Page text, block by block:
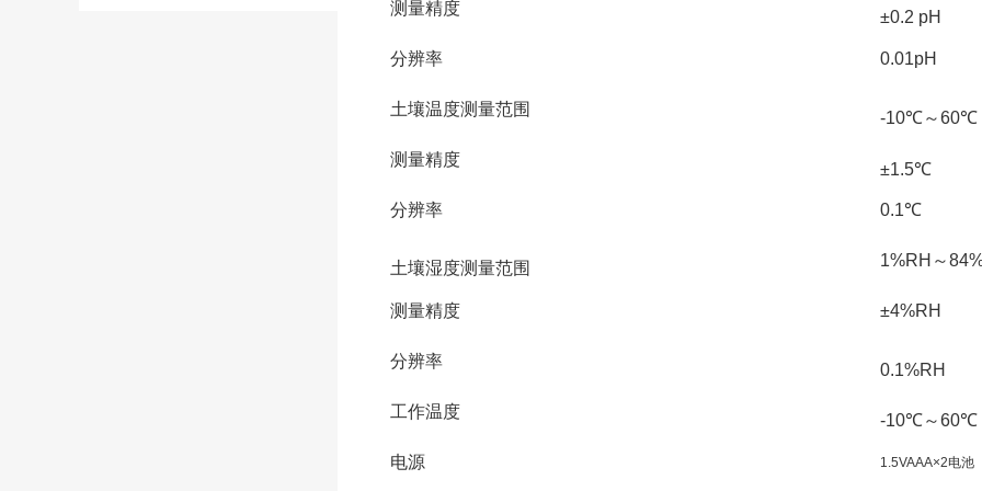
测量精度 ±0.2 pH
分辨率 0.01pH
土壤温度测量范围 -10℃～60℃
测量精度
±1.5℃
分辨率 0.1℃
土壤湿度测量范围 1%RH～
测量精度 ±4%RH
分辨率 0.1%RH
工作温度 -10℃～60℃
电源 1.5VAAA×2电池